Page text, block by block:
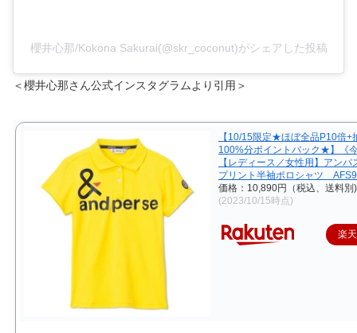
櫻井心那/Kokona Sakurai(@skr_coconut)がシェアした投稿
＜櫻井心那さん公式インスタグラムより引用＞
【10/15限定★ほぼ全品P10倍+
100%分ポイントバック★】《
【レディース／女性用】アン
プリント半袖ポロシャツ
価格：10,890円（税込、送料別)
(2023/10/15時点)
楽